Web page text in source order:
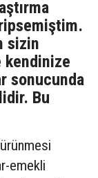
sizin
kendinize
sonucunda
Bu
emekli